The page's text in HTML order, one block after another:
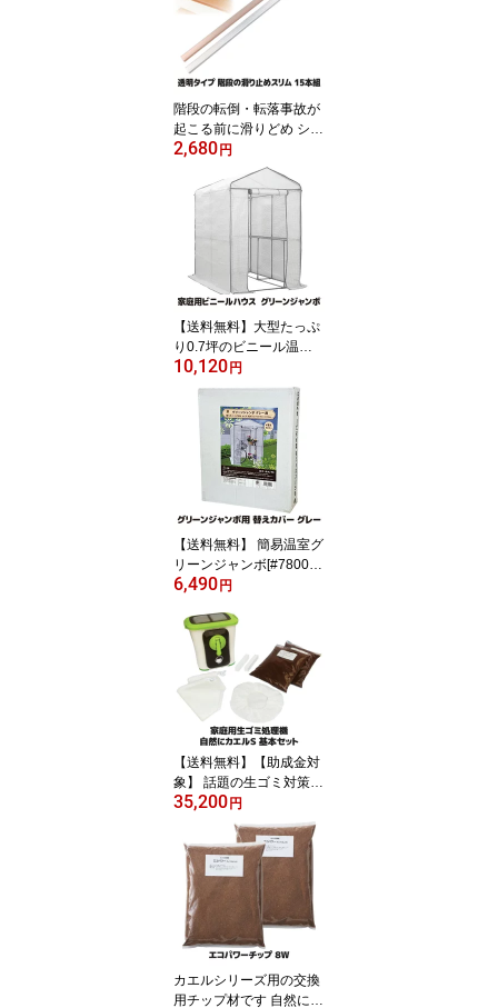
プレゼント 母の日 無香
料 ●Papilio パピリオ ハ
ンドマッサージエッセン
スリペアSS 5本組
階段の転倒・転落事故が
起こる前に滑りどめ シー
ト テープ マット 角 保護
安心 安全 ケガ 怪我 防止
転倒防止 新生活 介護 子
供 クリアタイプ 薄い 簡
単 設置 貼るだけ クリア
クリアブラウン 日本製 ●
透明タイプ 階段の滑り止
め スリム(15本組)
2,680 円
【送料無料】大型たっぷ
り0.7坪のビニール温
室、自転車スペースとし
ても 温室 ビニール ビニ
ールハウス ガーデニング
簡易温室 家庭菜園 温室
栽培 簡単 設置 塗装ブー
ス ペイントブース 駐輪
サイクルハウス バイクガ
レージ ●グリーンジャン
ボ グレー #7800
10,120 円
【送料無料】 簡易温室グ
リーンジャンボ[#7800]
専用の替えカバーです 温
ウス ガーデニング 家庭
菜園 温室栽培 物置 風よ
け 簡単 設置 ●グリーンジ
ャンボ用 替えカバー #78
50 グレー
6,490 円
【送料無料】【助成金対
象】 話題の生ゴミ対策！
生ゴミが自然と無くなる
不思議 生ごみ処理機 家
庭用コンポスト 生ゴミ
肥料 ガーデニング 電気
代不要の経済的な家庭用
生ゴミ処理機 日本製 ●エ
コクリーン 自然にカエル
S 基本セット[SKS-101
35,200 円
カエルシリーズ用の交換
用チップ材です 自然にカ